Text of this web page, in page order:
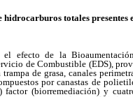
totales presentes
efecto de la
de Combustible (EDS),
de grasa, canales
por canastas de
(biorremediación) y